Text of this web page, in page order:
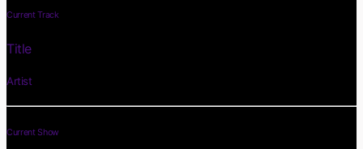
Current Track
Title
Artist
Current Show